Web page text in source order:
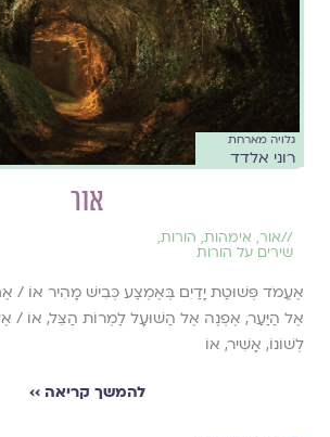
גלויה מארחת
רוני אלדד
אור
//אור, אימהות, הורות,
שירים על הורות
אֶעֱמֹד פְּשׁוּטַת יָדַיִם בְּאֶמְצַע כְּבִישׁ מָהִיר אוֹ /
אֶל הַיַּעַר, אֶפְנֶה אֶל הַשּׁוּעָל לַמְרוֹת הַצֵּל, אוֹ /
לְשׁוֹנוֹ, אָשִׁיר, אוֹ
להמשך קריאה ››